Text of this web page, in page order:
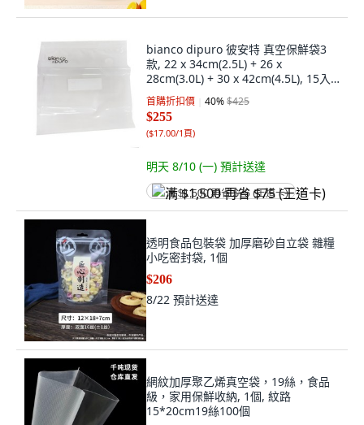
bianco dipuro 彼安特 真空保鮮袋3
款, 22 x 34cm(2.5L) + 26 x
28cm(3.0L) + 30 x 42cm(4.5L), 15入,
1組
首購折扣價 40%$425
$255
($17.00/1頁)
明天 8/10 (一) 預計送達
满 $1,500 再省 $75 (王道卡)
透明食品包裝袋 加厚磨砂自立袋 雜糧
小吃密封袋, 1個
$206
8/22 預計送達
網紋加厚聚乙烯真空袋，19絲，食品
級，家用保鮮收納, 1個, 紋路
15*20cm19絲100個